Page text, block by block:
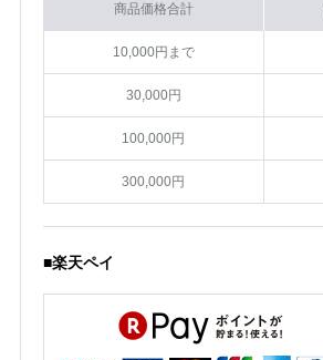
商品価格合計
10,000円まで
30,000円
100,000円
300,000円
■楽天ペイ